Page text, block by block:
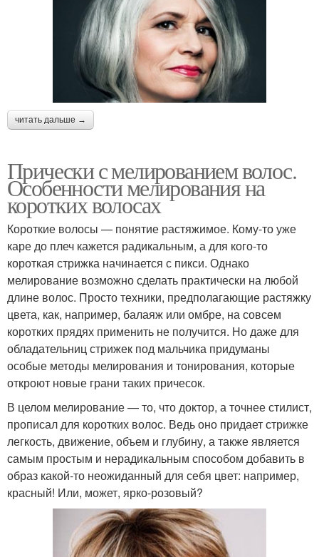
читать дальше →
Прически с мелированием волос.
Особенности мелирования на
коротких волосах
Короткие волосы — понятие растяжимое. Кому-то уже
каре до плеч кажется радикальным, а для кого-то
короткая стрижка начинается с пикси. Однако
мелирование возможно сделать практически на любой
длине волос. Просто техники, предполагающие растяжку
цвета, как, например, балаяж или омбре, на совсем
коротких прядях применить не получится. Но даже для
обладательниц стрижек под мальчика придуманы
особые методы мелирования и тонирования, которые
откроют новые грани таких причесок.
В целом мелирование — то, что доктор, а точнее стилист,
прописал для коротких волос. Ведь оно придает стрижке
легкость, движение, объем и глубину, а также является
самым простым и нерадикальным способом добавить в
образ какой-то неожиданный для себя цвет: например,
красный! Или, может, ярко-розовый?